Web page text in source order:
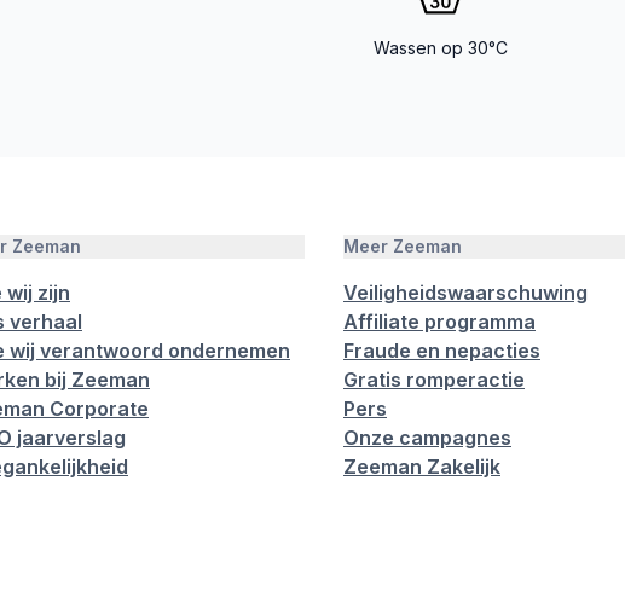
Wassen op 30°C
Zeeman
wij zijn
verhaal
wij verantwoord ondernemen
bij Zeeman
Corporate
jaarverslag
Meer Zeeman
Veiligheidswaarschuwing
Affiliate programma
Fraude en nepacties
Gratis romperactie
Pers
Onze campagnes
Zeeman Zakelijk